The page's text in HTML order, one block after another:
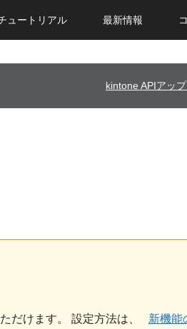
ュートリアル 最新情報
kintone APIアッ
だけます。 設定方法は、
新機能